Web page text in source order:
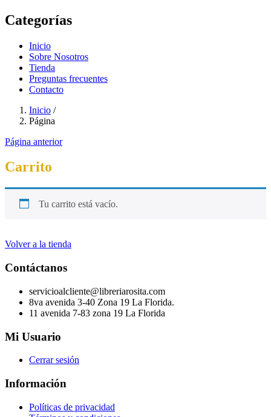
Categorías
Inicio
Sobre Nosotros
Tienda
Preguntas frecuentes
Contacto
Inicio /
Página
Página anterior
Carrito
Tu carrito está vacío.
Volver a la tienda
Contáctanos
servicioalcliente@libreriarosita.com
8va avenida 3-40 Zona 19 La Florida.
11 avenida 7-83 zona 19 La Florida
Mi Usuario
Cerrar sesión
Información
Políticas de privacidad